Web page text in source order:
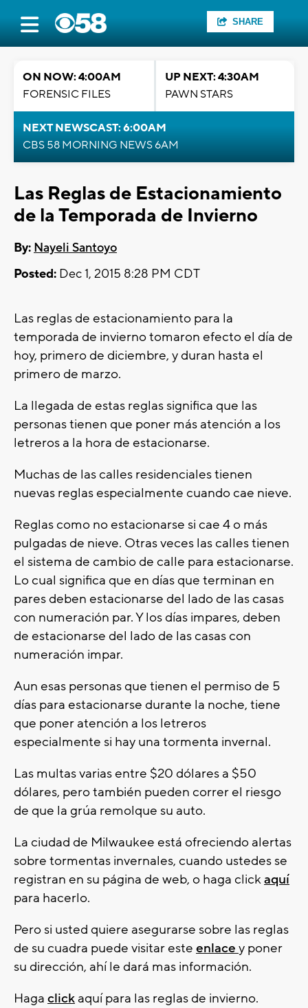
SHARE
ON NOW: 4:00AM
FORENSIC FILES
UP NEXT: 4:30AM
PAWN STARS
NEXT NEWSCAST: 6:00AM
CBS 58 MORNING NEWS 6AM
Las Reglas de Estacionamiento
de la Temporada de Invierno
By: Nayeli Santoyo
Posted: Dec 1, 2015 8:28 PM CDT
Las reglas de estacionamiento para la
temporada de invierno tomaron efecto el día de
hoy, primero de diciembre, y duran hasta el
primero de marzo.
La llegada de estas reglas significa que las
personas tienen que poner más atención a los
letreros a la hora de estacionarse.
Muchas de las calles residenciales tienen
nuevas reglas especialmente cuando cae nieve.
Reglas como no estacionarse si cae 4 o más
pulgadas de nieve. Otras veces las calles tienen
el sistema de cambio de calle para estacionarse.
Lo cual significa que en días que terminan en
pares deben estacionarse del lado de las casas
con numeración par. Y los días impares, deben
de estacionarse del lado de las casas con
numeración impar.
Aun esas personas que tienen el permiso de 5
días para estacionarse durante la noche, tiene
que poner atención a los letreros
especialmente si hay una tormenta invernal.
Las multas varias entre $20 dólares a $50
dólares, pero también pueden correr el riesgo
de que la grúa remolque su auto.
La ciudad de Milwaukee está ofreciendo alertas
sobre tormentas invernales, cuando ustedes se
registran en su página de web, o haga clickaquí
para hacerlo.
Pero si usted quiere asegurarse sobre las reglas
de su cuadra puede visitar este enlace y poner
su dirección, ahí le dará mas información.
Haga click aquí para las reglas de invierno.